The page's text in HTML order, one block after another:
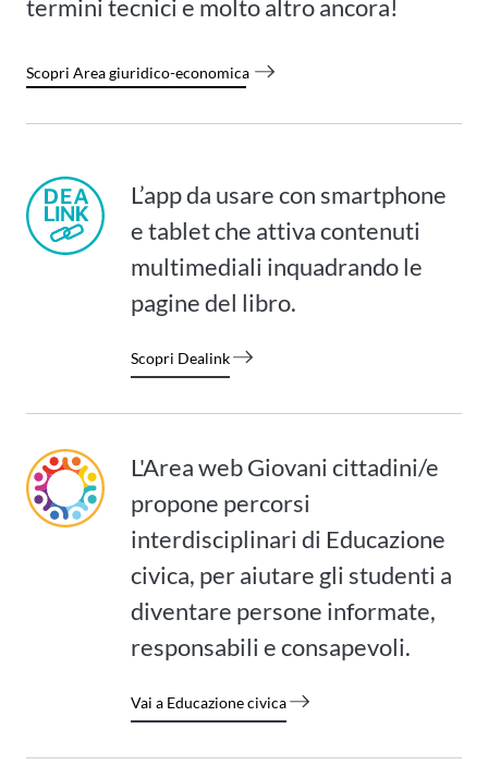
termini tecnici e molto altro ancora!
Scopri Area giuridico-economica
L’app da usare con smartphone
e tablet che attiva contenuti
multimediali inquadrando le
pagine del libro.
Scopri Dealink
L'Area web Giovani cittadini/e
propone percorsi
interdisciplinari di Educazione
civica, per aiutare gli studenti a
diventare persone informate,
responsabili e consapevoli.
Vai a Educazione civica